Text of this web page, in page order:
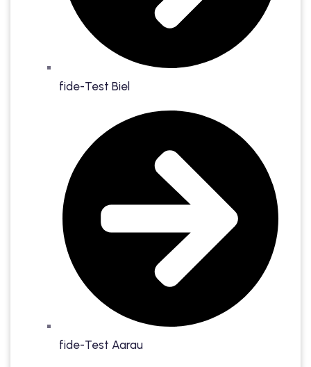
fide-Test Biel
fide-Test Aarau